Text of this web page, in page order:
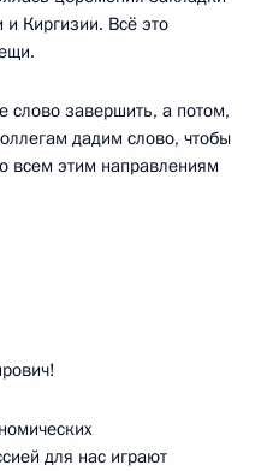
Киргизии. Всё это
слово завершить, а потом,
дадим слово, чтобы
всем этим направлениям
для нас играют